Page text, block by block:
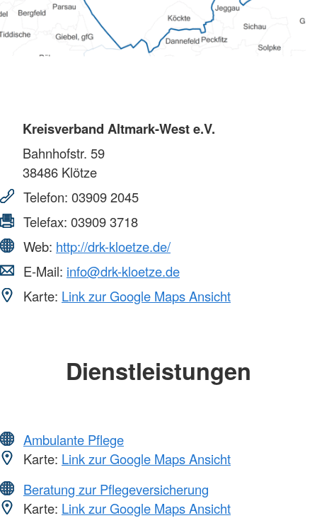
Kreisverband Altmark-West e.V.
Bahnhofstr. 59
38486 Klötze
Telefon: 03909 2045
Telefax: 03909 3718
Web: http://drk-kloetze.de/
E-Mail: info@drk-kloetze.de
Karte: Link zur Google Maps Ansicht
Dienstleistungen
Ambulante Pflege
Karte: Link zur Google Maps Ansicht
Beratung zur Pflegeversicherung
Karte: Link zur Google Maps Ansicht